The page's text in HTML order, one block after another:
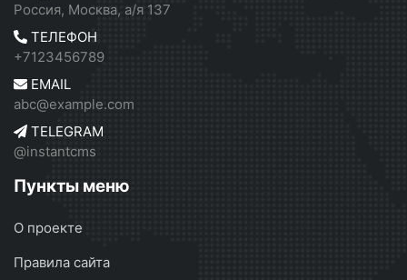
Россия, Москва, а/я 137
ТЕЛЕФОН
+7123456789
EMAIL
abc@example.com
TELEGRAM
@instantcms
Пункты меню
О проекте
Правила сайта